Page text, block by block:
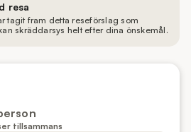
resa
tagit fram detta reseförslag som
skräddarsys helt efter dina önskemål.
tillsammans